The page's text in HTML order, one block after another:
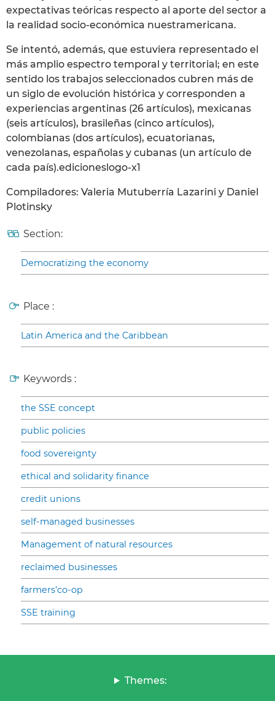
expectativas teóricas respecto al aporte del sector a
la realidad socio-económica nuestramericana.
Se intentó, además, que estuviera representado el
más amplio espectro temporal y territorial; en este
sentido los trabajos seleccionados cubren más de
un siglo de evolución histórica y corresponden a
experiencias argentinas (26 artículos), mexicanas
(seis artículos), brasileñas (cinco artículos),
colombianas (dos artículos), ecuatorianas,
venezolanas, españolas y cubanas (un artículo de
cada país).edicioneslogo-x1
Compiladores: Valeria Mutuberría Lazarini y Daniel
Plotinsky
Section:
Democratizing the economy
Place :
Latin America and the Caribbean
Keywords :
the SSE concept
public policies
food sovereignty
ethical and solidarity finance
credit unions
self-managed businesses
Management of natural resources
reclaimed businesses
farmers’co-op
SSE training
Themes: